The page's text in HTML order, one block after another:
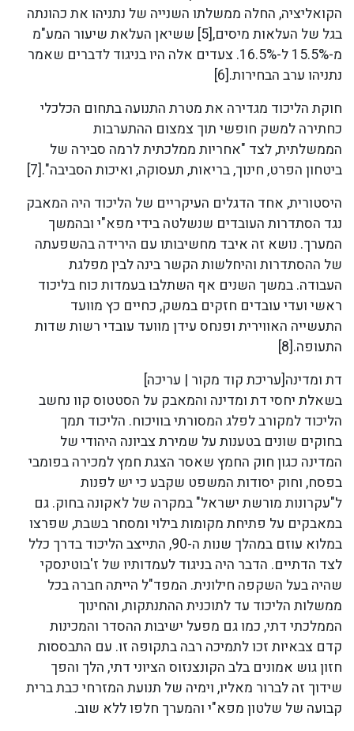
הקואליציה, החלה ממשלתו השנייה של נתניהו את כהונתה
בגל של העלאות מיסים,[5] ששיאן העלאת שיעור המע"מ
מ-15.5% ל-16.5%. צעדים אלה היו בניגוד לדברים שאמר
נתניהו ערב הבחירות.[6]
חוקת הליכוד מגדירה את מטרת התנועה בתחום הכלכלי
כחתירה למשק חופשי תוך צמצום ההתערבות
הממשלתית, לצד "אחריות ממלכתית לרמה סבירה של
ביטחון הפרט, חינוך, בריאות, תעסוקה, ואיכות הסביבה".[7]
היסטורית, אחד הדגלים העיקריים של הליכוד היה המאבק
נגד הסתדרות העובדים שנשלטה בידי מפא"י ובהמשך
המערך. נושא זה איבד מחשיבותו עם הירידה בהשפעתה
של ההסתדרות והיחלשות הקשר בינה לבין מפלגת
העבודה. במשך השנים אף השתלבו בעמדות כוח בליכוד
ראשי ועדי עובדים חזקים במשק, כחיים כץ מוועד
התעשייה האווירית ופנחס עידן מוועד עובדי רשות שדות
התעופה.[8]
דת ומדינה[עריכת קוד מקור | עריכה]
בשאלת יחסי דת ומדינה והמאבק על הסטטוס קוו נחשב
הליכוד למקורב לפלג המסורתי בוויכוח. הליכוד תמך
בחוקים שונים בטענות על שמירת צביונה היהודי של
המדינה כגון חוק החמץ שאסר הצגת חמץ למכירה בפומבי
בפסח, וחוק יסודות המשפט שקבע כי יש לפנות
ל"עקרונות מורשת ישראל" במקרה של לאקונה בחוק. גם
במאבקים על פתיחת מקומות בילוי ומסחר בשבת, שפרצו
במלוא עוזם במהלך שנות ה-90, התייצב הליכוד בדרך כלל
לצד הדתיים. הדבר היה בניגוד לעמדותיו של ז'בוטינסקי
שהיה בעל השקפה חילונית. המפד"ל הייתה חברה בכל
ממשלות הליכוד עד לתוכנית ההתנתקות, והחינוך
הממלכתי דתי, כמו גם מפעל ישיבות ההסדר והמכינות
קדם צבאיות זכו לתמיכה רבה בתקופה זו. עם התבססות
חזון גוש אמונים בלב הקונצנזוס הציוני דתי, הלך והפך
שידוך זה לברור מאליו, וימיה של תנועת המזרחי כבת ברית
קבועה של שלטון מפא"י והמערך חלפו ללא שוב.